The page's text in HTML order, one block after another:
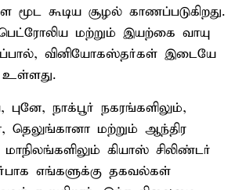
மூட கூடிய சூழல் காணப்படுகிறது.
மற்றும் இயற்கை வாயு
வினியோகஸ்தர்கள் இடையே
உள்ளது.
நாக்பூர் நகரங்களிலும்,
தெலுங்கானா மற்றும் ஆந்திர
கியாஸ் சிலிண்டர்
எங்களுக்கு தகவல்கள்